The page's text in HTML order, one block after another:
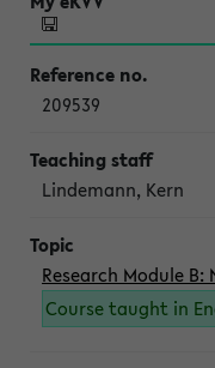
209539
Lindemann, Kern
Research Module
Course taught in